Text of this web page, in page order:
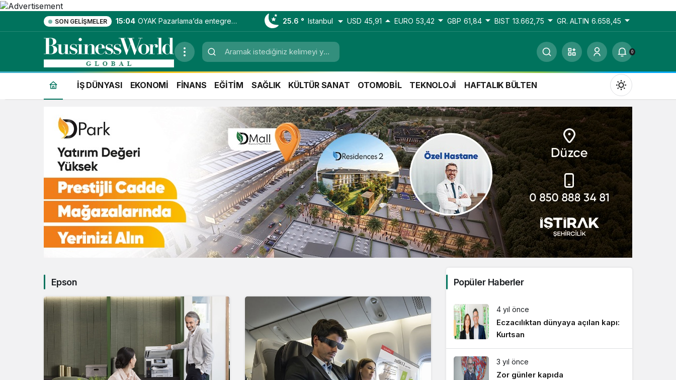
SON GELIŞMELER 15:04 OYAK Pazarlama’da entegre
hizmet ekosistemi kuruluyor
25.6 ° Istanbul USD 45,91 EURO 53,42 GBP 61,84 BIST 13.662,75 GR. ALTIN 6.658,45
0
İŞ DÜNYASI EKONOMİ FİNANS EĞİTİM SAĞLIK KÜLTÜR SANAT OTOMOBİL TEKNOLOJİ HAFTALIK BÜLTEN
Gündüz Modu
Gündüz modunu seçin.
Gece Modu
Gece modunu seçin.
Sistem Modu
Sistem modunu seçin.
Epson Popüler Haberler
4 yıl önce
Eczacılıktan dünyaya açılan kapı:
Kurtsan
3 yıl önce
Zor günler kapıda